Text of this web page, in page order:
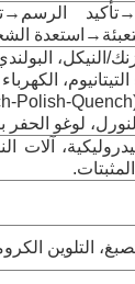
النيكل،
لوغو الحفر
آلات
التلوين